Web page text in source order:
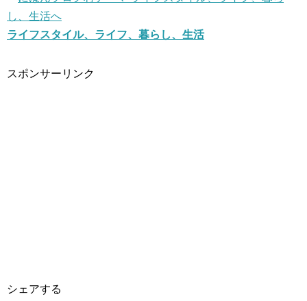
ライフスタイル、ライフ、暮らし、生活
スポンサーリンク
シェアする